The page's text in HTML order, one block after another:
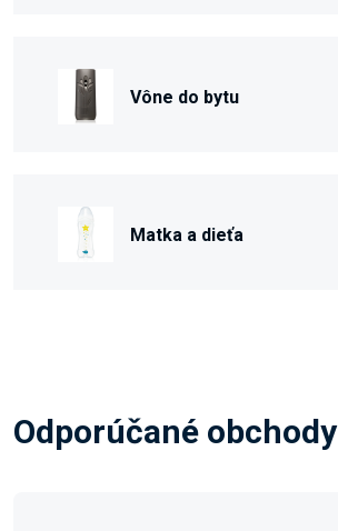
Vône do bytu
Matka a dieťa
Odporúčané obchody